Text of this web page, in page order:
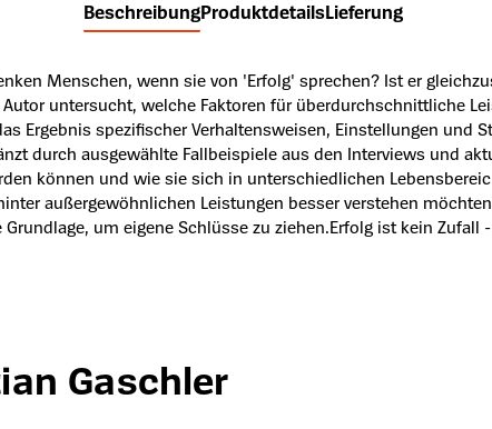
BeschreibungProduktdetailsLieferung
Menschen, wenn sie von 'Erfolg' sprechen? Ist er
untersucht, welche Faktoren für überdurchschnittliche
Ergebnis spezifischer Verhaltensweisen, Einstellungen
durch ausgewählte Fallbeispiele aus den Interviews und
können und wie sie sich in unterschiedlichen
außergewöhnlichen Leistungen besser verstehen
um eigene Schlüsse zu ziehen.Erfolg ist kein
Gaschler